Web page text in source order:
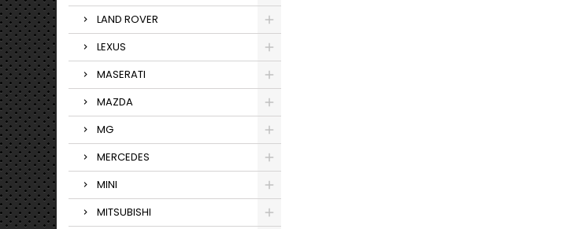
LAND ROVER
LEXUS
MASERATI
MAZDA
MG
MERCEDES
MINI
MITSUBISHI